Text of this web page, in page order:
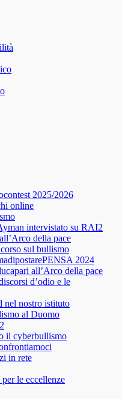
2025/2026
online
intervistato su RAI2
della pace
sul bullismo
2024
all’Arco della pace
d’odio e le
nel nostro istituto
al Duomo
il cyberbullismo
in rete
le eccellenze